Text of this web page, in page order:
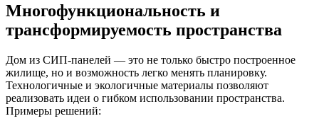
Многофункциональность и
трансформируемость пространства
Дом из СИП-панелей — это не только быстро построенное
жилище, но и возможность легко менять планировку.
Технологичные и экологичные материалы позволяют
реализовать идеи о гибком использовании пространства.
Примеры решений: